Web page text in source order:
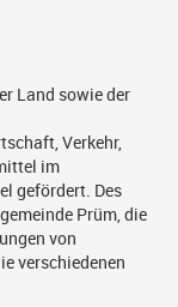
Land sowie der
Verkehr,
im
gefördert. Des
Prüm, die
von
verschiedenen